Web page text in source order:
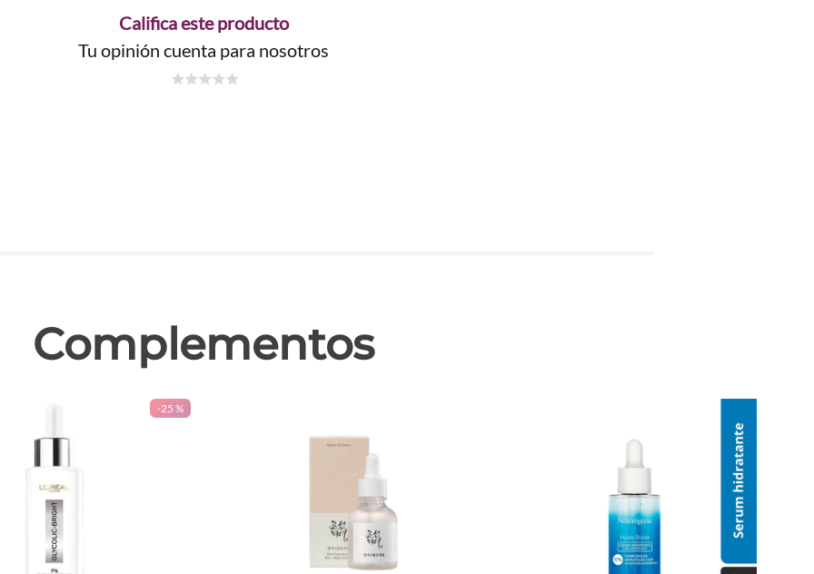
Califica este producto
Tu opinión cuenta para nosotros
Complementos
-25 %